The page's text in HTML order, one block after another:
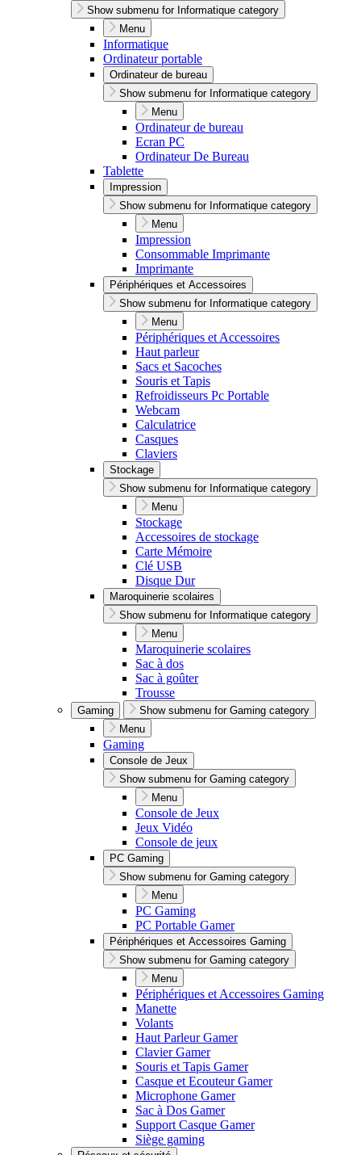
Show submenu for Informatique category
Menu
Informatique
Ordinateur portable
Ordinateur de bureau
Show submenu for Informatique category
Menu
Ordinateur de bureau
Ecran PC
Ordinateur De Bureau
Tablette
Impression
Show submenu for Informatique category
Menu
Impression
Consommable Imprimante
Imprimante
Périphériques et Accessoires
Show submenu for Informatique category
Menu
Périphériques et Accessoires
Haut parleur
Sacs et Sacoches
Souris et Tapis
Refroidisseurs Pc Portable
Webcam
Calculatrice
Casques
Claviers
Stockage
Show submenu for Informatique category
Menu
Stockage
Accessoires de stockage
Carte Mémoire
Clé USB
Disque Dur
Maroquinerie scolaires
Show submenu for Informatique category
Menu
Maroquinerie scolaires
Sac à dos
Sac à goûter
Trousse
Gaming
Show submenu for Gaming category
Menu
Gaming
Console de Jeux
Show submenu for Gaming category
Menu
Console de Jeux
Jeux Vidéo
Console de jeux
PC Gaming
Show submenu for Gaming category
Menu
PC Gaming
PC Portable Gamer
Périphériques et Accessoires Gaming
Show submenu for Gaming category
Menu
Périphériques et Accessoires Gaming
Manette
Volants
Haut Parleur Gamer
Clavier Gamer
Souris et Tapis Gamer
Casque et Ecouteur Gamer
Microphone Gamer
Sac à Dos Gamer
Support Casque Gamer
Siège gaming